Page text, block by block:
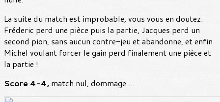
La suite du match est improbable, vous vous en doutez:
Fréderic perd une pièce puis la partie, Jacques perd un
second pion, sans aucun contre-jeu et abandonne, et enfin
Michel voulant forcer le gain perd finalement une pièce et
la partie !
Score 4-4, match nul, dommage ...